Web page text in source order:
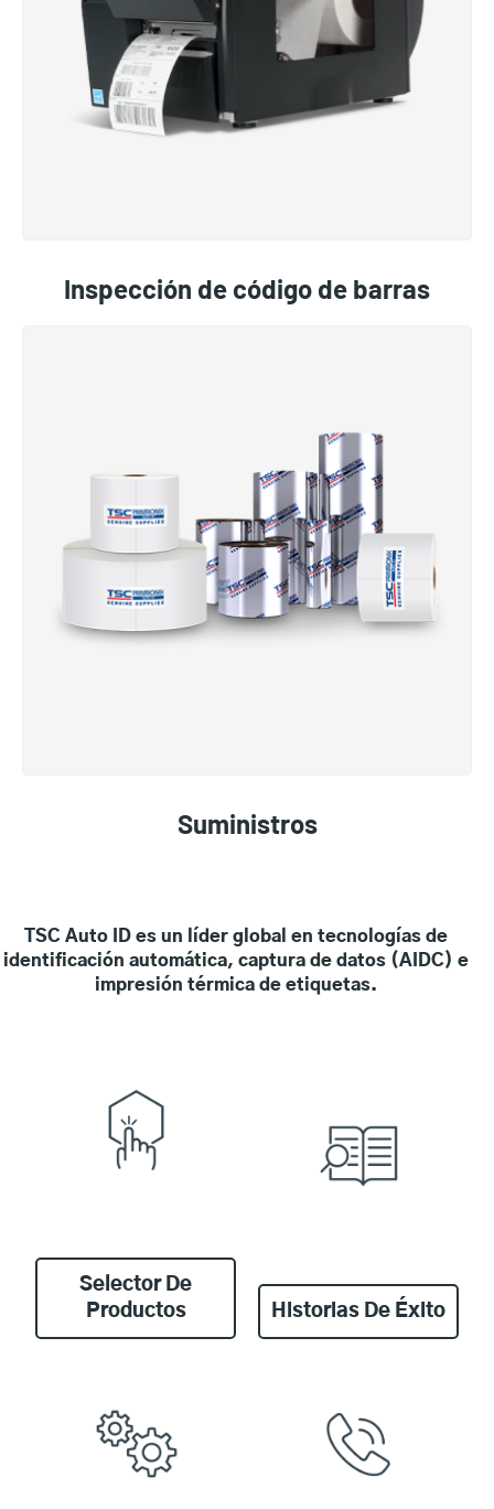
Inspección de código de barras
Suministros
TSC Auto ID es un líder global en tecnologías de
identificación automática, captura de datos (AIDC) e
impresión térmica de etiquetas.
Selector De
Productos
Historias De Éxito